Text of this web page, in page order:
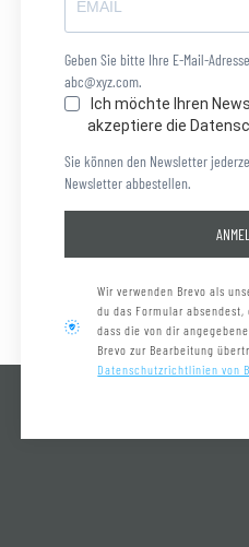
Geben Sie bitte Ihre E-Mail-
abc@xyz.com.
Ich möchte Ihren
akzeptiere die
Sie können den Newsletter
Newsletter abbestellen.
Wir verwenden Brevo als
du das Formular
dass die von dir
Brevo zur Bearbeitung
Datenschutzrichtlinien von